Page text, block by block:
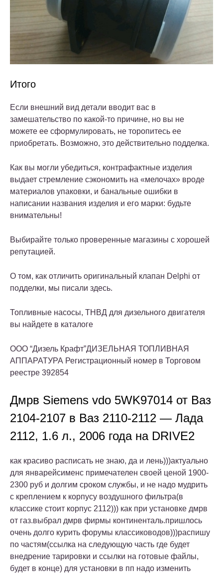
Итого
Если внешний вид детали вводит вас в
замешательство по какой-то причине, но вы не
можете ее сформулировать, не торопитесь ее
приобретать. Возможно, это действительно подделка.
Как вы могли убедиться, контрафактные изделия
выдает стремление сэкономить на «мелочах» вроде
материалов упаковки, и банальные ошибки в
написании названия изделия и его марки: будьте
внимательны!
Выбирайте только проверенные магазины с хорошей
репутацией.
О том, как отличить оригинальный клапан Delphi от
подделки, мы писали здесь.
Топливные насосы, ТНВД для дизельного двигателя
вы найдете в каталоге
ООО “Дизель Крафт”ДИЗЕЛЬНАЯ ТОПЛИВНАЯ
АППАРАТУРА Регистрационный номер в Торговом
реестре 392854
Дмрв Siemens vdo 5WK97014 от Ваз
2104-2107 в Ваз 2110-2112 — Лада
2112, 1.6 л., 2006 года на DRIVE2
как красиво расписать не знаю, да и лень)))актуально
для январейсименс примечателен своей ценой 1900-
2300 руб и долгим сроком службы, и не надо мудрить
с креплением к корпусу воздушного фильтра(в
классике стоит корпус 2112))) как при установке дмрв
от газ.выбрал дмрв фирмы континенталь.пришлось
очень долго курить форумы классиководов)))распишу
по частям(ссылка на следующую часть где будет
внедрение тарировки и ссылки на готовые файлы,
будет в конце) для установки в пп надо изменить